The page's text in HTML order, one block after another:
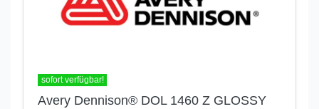
sofort verfügbar!
Avery Dennison® DOL 1460 Z GLOSSY